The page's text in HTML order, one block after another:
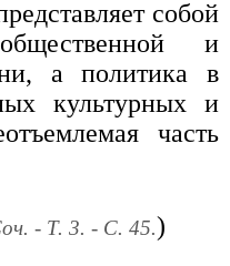
собой
и
а политика в
культурных и
часть
- Т. 3. - С. 45.)